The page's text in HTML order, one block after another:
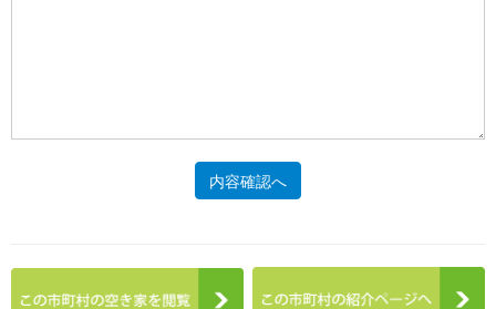
内容確認へ